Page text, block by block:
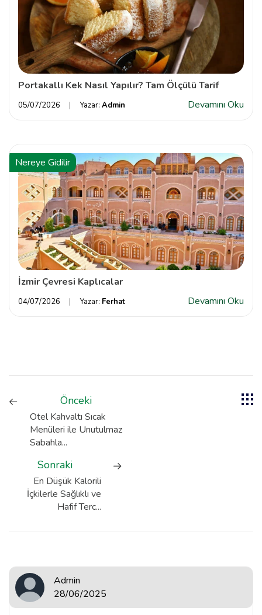
Portakallı Kek Nasıl Yapılır? Tam Ölçülü Tarif
05/07/2026 Yazar: Admin Devamını Oku
Nereye Gidilir
İzmir Çevresi Kaplıcalar
04/07/2026 Yazar: Ferhat Devamını Oku
Önceki
Otel Kahvaltı Sıcak
Menüleri ile Unutulmaz
Sabahla...
Sonraki
En Düşük Kalorili
İçkilerle Sağlıklı ve
Hafif Terc...
Admin
28/06/2025